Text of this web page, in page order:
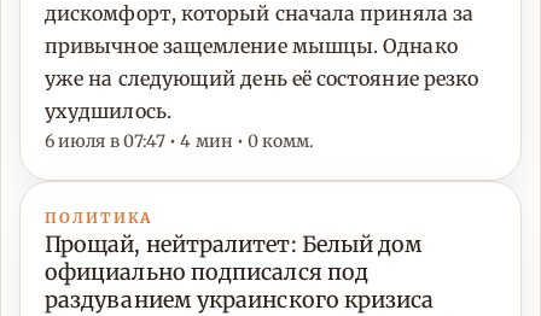
дискомфорт, который сначала приняла за
привычное защемление мышцы. Однако
уже на следующий день её состояние резко
ухудшилось.
6 июля в 07:47 • 4 мин • 0 комм.
ПОЛИТИКА
Прощай, нейтралитет: Белый дом
официально подписался под
раздуванием украинского кризиса